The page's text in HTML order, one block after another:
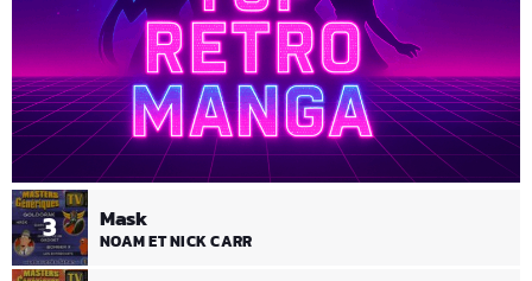
3 Mask
NOAM ET NICK CARR